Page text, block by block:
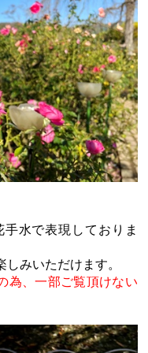
水で表現しておりま
みいただけます。
為、一部ご覧頂けない